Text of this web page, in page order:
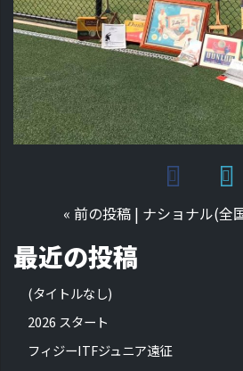
« 前の投稿| ナショナル(全
最近の投稿
(タイトルなし)
2026 スタート
フィジーITFジュニア遠征